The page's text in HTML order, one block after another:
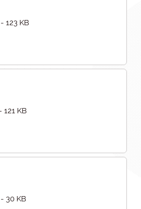
123 KB
121 KB
30 KB